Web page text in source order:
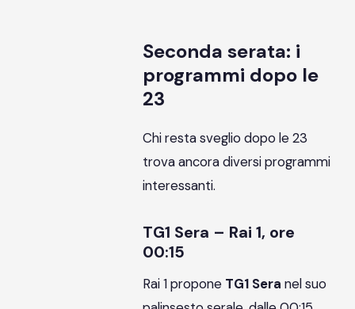
Seconda serata: i
programmi dopo le
23
Chi resta sveglio dopo le 23
trova ancora diversi programmi
interessanti.
TG1 Sera – Rai 1, ore
00:15
Rai 1 propone TG1 Sera nel suo